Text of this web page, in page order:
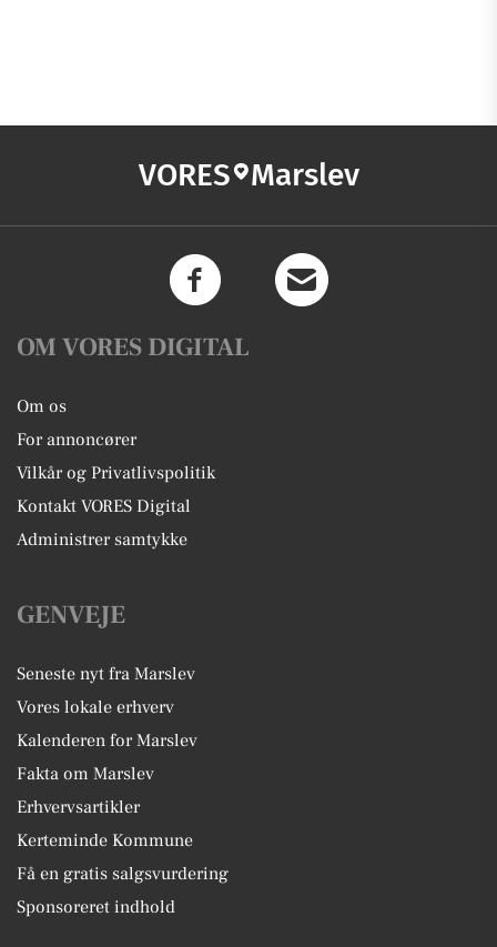
VORES Marslev
OM VORES DIGITAL
Om os
For annoncører
Vilkår og Privatlivspolitik
Kontakt VORES Digital
Administrer samtykke
GENVEJE
Seneste nyt fra Marslev
Vores lokale erhverv
Kalenderen for Marslev
Fakta om Marslev
Erhvervsartikler
Kerteminde Kommune
Få en gratis salgsvurdering
Sponsoreret indhold